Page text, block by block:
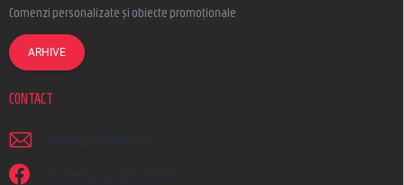
Comenzi personalizate și obiecte promoționale
ARHIVE
CONTACT
scrieti @ earplugs.ro
Suntem și pe Facebook!